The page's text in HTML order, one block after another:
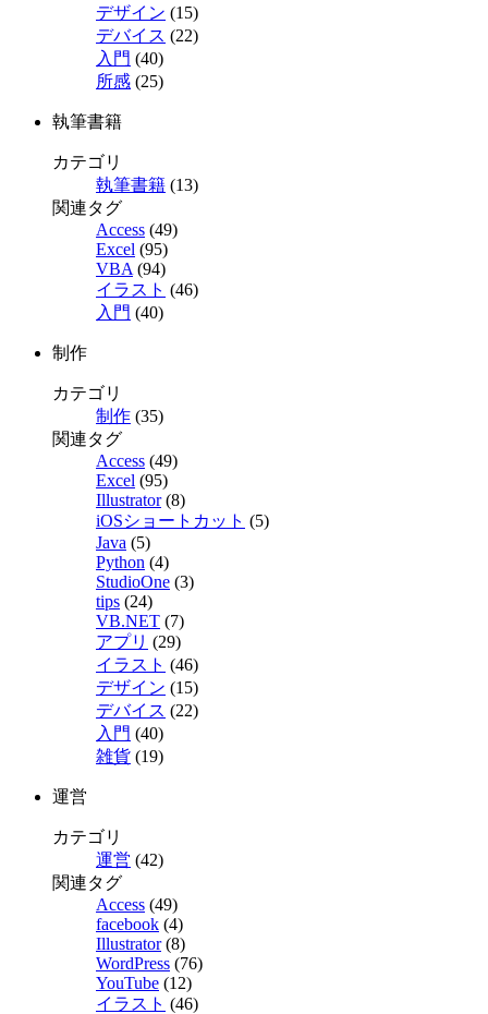
デザイン (15)
デバイス (22)
入門 (40)
所感 (25)
執筆書籍
カテゴリ
執筆書籍 (13)
関連タグ
Access (49)
Excel (95)
VBA (94)
イラスト (46)
入門 (40)
制作
カテゴリ
制作 (35)
関連タグ
Access (49)
Excel (95)
Illustrator(8)
iOSショートカット (5)
Java (5)
Python (4)
StudioOne (3)
tips (24)
VB.NET (7)
アプリ (29)
イラスト (46)
デザイン (15)
デバイス (22)
入門 (40)
雑貨 (19)
運営
カテゴリ
運営 (42)
関連タグ
Access (49)
facebook (4)
Illustrator(8)
WordPress (76)
YouTube (12)
イラスト (46)